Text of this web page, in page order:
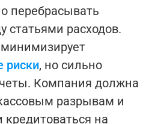
перебрасывать
статьями расходов.
риски, но сильно
Компания должна
разрывам и
кредитоваться на